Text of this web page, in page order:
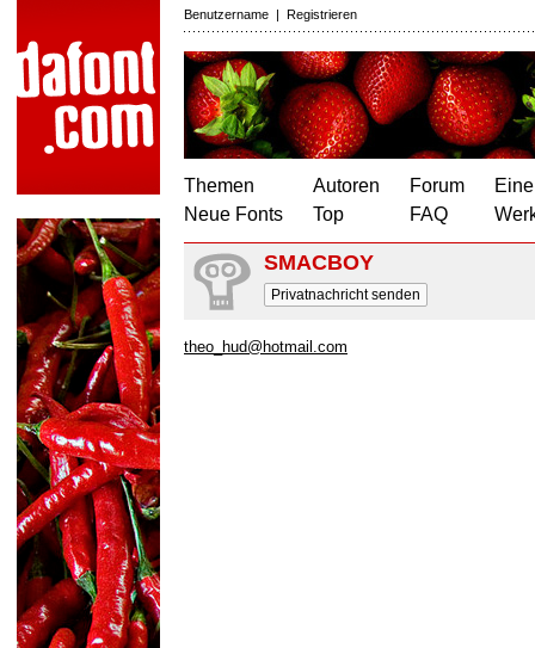
Benutzername | Registrieren
Themen
Neue Fonts
Autoren
Top
Forum
FAQ
SMACBOY
Privatnachricht senden
theo_hud@hotmail.com